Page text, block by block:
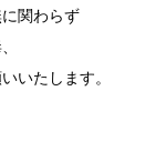
関わらず
いたします。